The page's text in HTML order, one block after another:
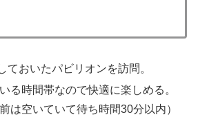
ておいたパビリオンを訪問。
間帯なので快適に楽しめる。
は空いていて待ち時間30分以内）